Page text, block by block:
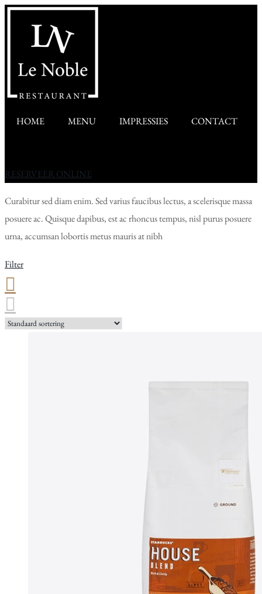
HOME MENU IMPRESSIES CONTACT
RESERVEER ONLINE
Curabitur sed diam enim. Sed varius faucibus lectus, a scelerisque massa
posuere ac. Quisque dapibus, est ac rhoncus tempus, nisl purus posuere
urna, accumsan lobortis metus mauris at nibh
Filter